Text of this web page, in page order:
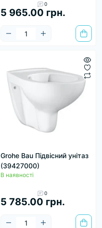
0
5 965.00 грн.
Grohe Bau Підвісний унітаз
(39427000)
В наявності
0
5 785.00 грн.